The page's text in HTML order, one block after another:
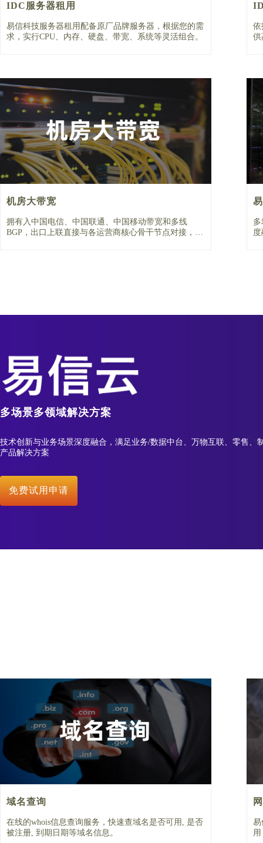
IDC服务器租用
易信科技服务器租用配备原厂品牌服务器，根据您的需
求，实行CPU、内存、硬盘、带宽、系统等灵活组合。
依
供
机房大带宽
拥有入中国电信、中国联通、中国移动带宽和多线
BGP，出口上联直接与各运营商核心骨干节点对接，一
多场景多领域解决方案
技术创新与业务场景深度融合，满足业务/数据中台、万物互联、零售、
产品解决方案
免费试用申请
域名查询
在线的whois信息查询服务，快速查域名是否可用, 是否
被注册, 到期日期等域名信息。
易